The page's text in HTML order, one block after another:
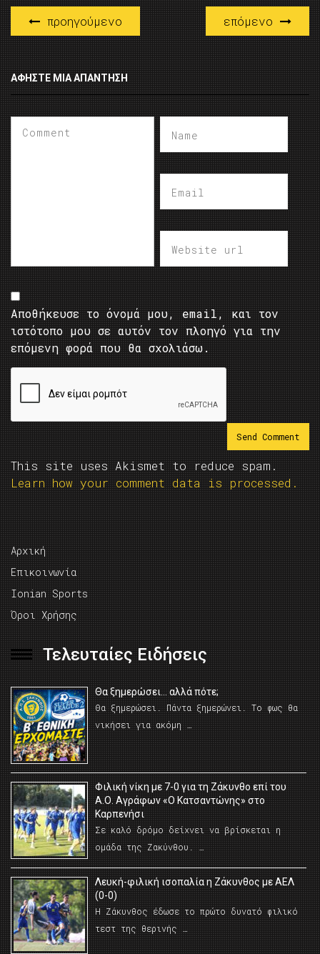
προηγούμενο επόμενο
ΑΦΉΣΤΕ ΜΙΑ ΑΠΆΝΤΗΣΗ
Αποθήκευσε το όνομά μου, email, και τον
ιστότοπο μου σε αυτόν τον πλοηγό για την
επόμενη φορά που θα σχολιάσω.
This site uses Akismet to reduce spam.
Learn how your comment data is processed.
Αρχική
Επικοινωνία
Ionian Sports
Όροι Χρήσης
Τελευταίες Ειδήσεις
Θα ξημερώσει… αλλά πότε;
Θα ξημερώσει. Πάντα ξημερώνει. Το φως θα
νικήσει για ακόμη …
Φιλική νίκη με 7-0 για τη Ζάκυνθο επί του
Α.Ο. Αγράφων «Ο Κατσαντώνης» στο
Καρπενήσι
Σε καλό δρόμο δείχνει να βρίσκεται η
ομάδα της Ζακύνθου. …
Λευκή-φιλική ισοπαλία η Ζάκυνθος με ΑΕΛ
(0-0)
Η Ζάκυνθος έδωσε το πρώτο δυνατό φιλικό
τεστ της θερινής …